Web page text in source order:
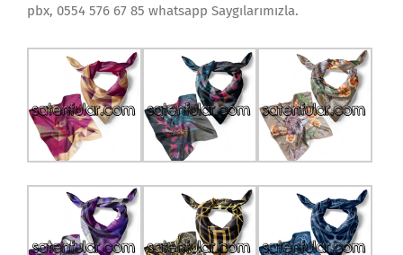
pbx, 0554 576 67 85 whatsapp Saygılarımızla.